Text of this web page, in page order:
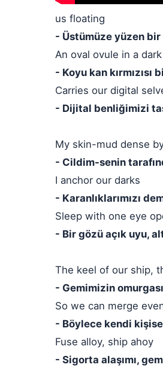
us floating
- Üstümüze yüzen
An oval ovule in a
- Koyu kan
Carries our digital
- Dijital benliğimizi
My skin-mud dense
- Cildim-senin
I anchor our darks
- Karanlıklarımızı
Sleep with one eye
- Bir gözü açık uyu,
The keel of our ship,
- Gemimizin
So we can merge
- Böylece kendi
Fuse alloy, ship ahoy
- Sigorta alaşımı,